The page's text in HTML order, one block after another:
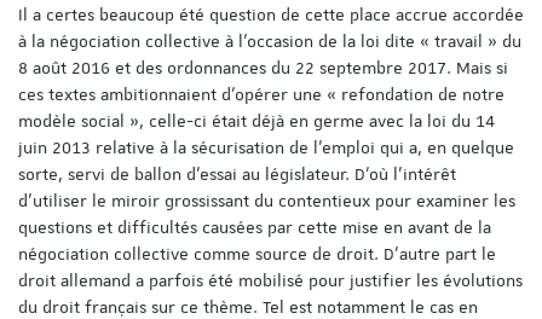
Il a certes beaucoup été question de cette place accrue accordée
à la négociation collective à l’occasion de la loi dite « travail » du
8 août 2016 et des ordonnances du 22 septembre 2017. Mais si
ces textes ambitionnaient d’opérer une « refondation de notre
modèle social », celle-ci était déjà en germe avec la loi du 14
juin 2013 relative à la sécurisation de l’emploi qui a, en quelque
sorte, servi de ballon d’essai au législateur. D’où l’intérêt
d’utiliser le miroir grossissant du contentieux pour examiner les
questions et difficultés causées par cette mise en avant de la
négociation collective comme source de droit. D’autre part le
droit allemand a parfois été mobilisé pour justifier les évolutions
du droit français sur ce thème. Tel est notamment le cas en